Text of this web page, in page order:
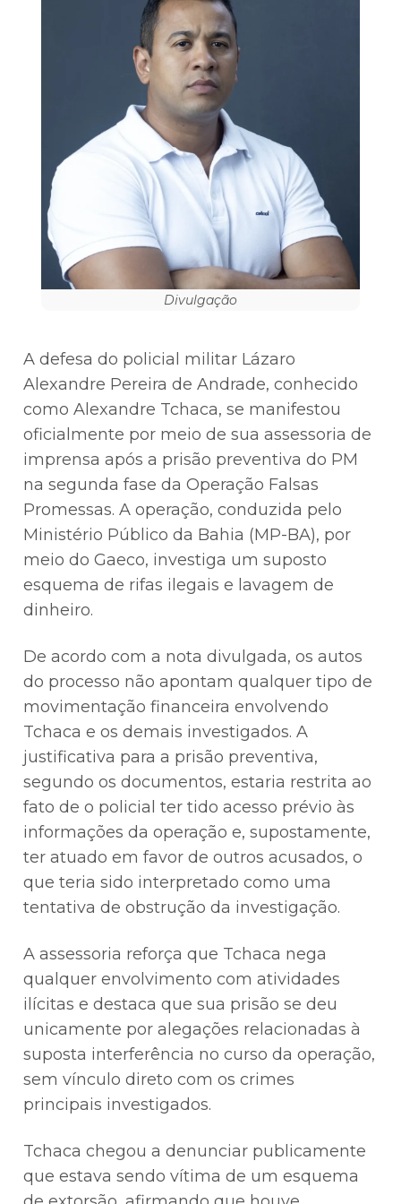
Divulgação
A defesa do policial militar Lázaro
Alexandre Pereira de Andrade, conhecido
como Alexandre Tchaca, se manifestou
oficialmente por meio de sua assessoria de
imprensa após a prisão preventiva do PM
na segunda fase da Operação Falsas
Promessas. A operação, conduzida pelo
Ministério Público da Bahia (MP-BA), por
meio do Gaeco, investiga um suposto
esquema de rifas ilegais e lavagem de
dinheiro.
De acordo com a nota divulgada, os autos
do processo não apontam qualquer tipo de
movimentação financeira envolvendo
Tchaca e os demais investigados. A
justificativa para a prisão preventiva,
segundo os documentos, estaria restrita ao
fato de o policial ter tido acesso prévio às
informações da operação e, supostamente,
ter atuado em favor de outros acusados, o
que teria sido interpretado como uma
tentativa de obstrução da investigação.
A assessoria reforça que Tchaca nega
qualquer envolvimento com atividades
ilícitas e destaca que sua prisão se deu
unicamente por alegações relacionadas à
suposta interferência no curso da operação,
sem vínculo direto com os crimes
principais investigados.
Tchaca chegou a denunciar publicamente
que estava sendo vítima de um esquema